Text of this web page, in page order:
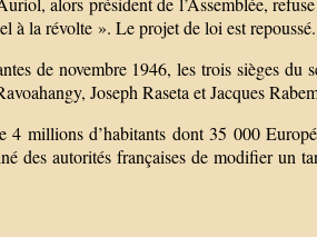
à la révolte ». Le projet de loi est repoussé.
de novembre 1946, les trois sièges
Joseph Raseta et Jacques
millions d’habitants dont 35 000
des autorités françaises de modifier un